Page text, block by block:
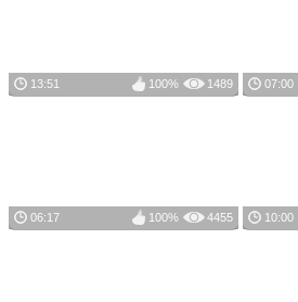
13:51 1489
100% 07:00
06:17 4455
100% 10:00